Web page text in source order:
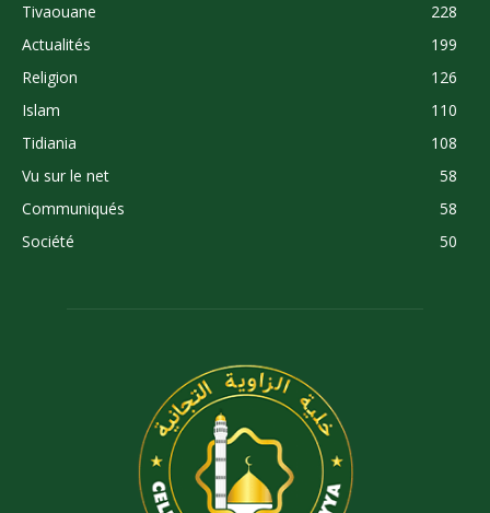
Tivaouane
228
Actualités
199
Religion
126
Islam
110
Tidiania
108
Vu sur le net
58
Communiqués
58
Société
50